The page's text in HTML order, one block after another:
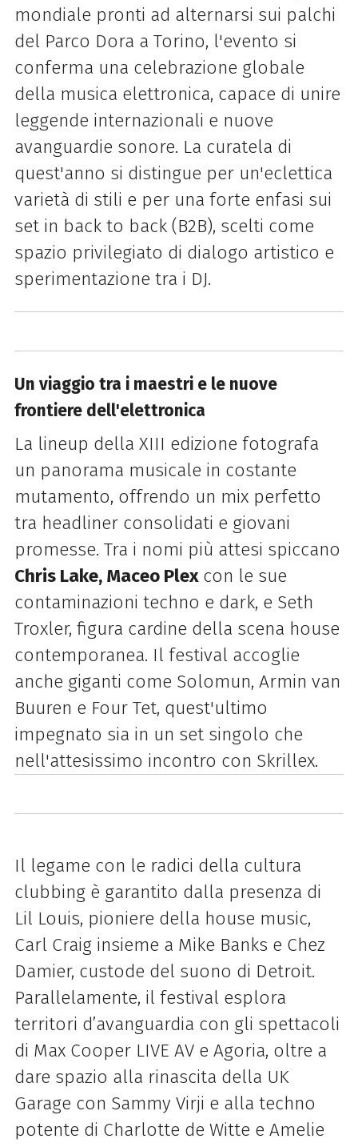
mondiale pronti ad alternarsi sui palchi
del Parco Dora a Torino, l'evento si
conferma una celebrazione globale
della musica elettronica, capace di unire
leggende internazionali e nuove
avanguardie sonore. La curatela di
quest'anno si distingue per un'eclettica
varietà di stili e per una forte enfasi sui
set in back to back (B2B), scelti come
spazio privilegiato di dialogo artistico e
sperimentazione tra i DJ.
Un viaggio tra i maestri e le nuove
frontiere dell'elettronica
La lineup della XIII edizione fotografa
un panorama musicale in costante
mutamento, offrendo un mix perfetto
tra headliner consolidati e giovani
promesse. Tra i nomi più attesi spiccano
Chris Lake, Maceo Plex con le sue
contaminazioni techno e dark, e Seth
Troxler, figura cardine della scena house
contemporanea. Il festival accoglie
anche giganti come Solomun, Armin van
Buuren e Four Tet, quest'ultimo
impegnato sia in un set singolo che
nell'attesissimo incontro con Skrillex.
Il legame con le radici della cultura
clubbing è garantito dalla presenza di
Lil Louis, pioniere della house music,
Carl Craig insieme a Mike Banks e Chez
Damier, custode del suono di Detroit.
Parallelamente, il festival esplora
territori d’avanguardia con gli spettacoli
di Max Cooper LIVE AV e Agoria, oltre a
dare spazio alla rinascita della UK
Garage con Sammy Virji e alla techno
potente di Charlotte de Witte e Amelie